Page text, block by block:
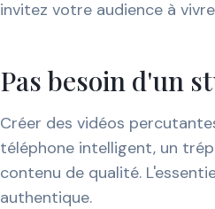
invitez votre audience à
Pas besoin d'un
Créer des vidéos
téléphone intelligent, un
contenu de qualité.
authentique.